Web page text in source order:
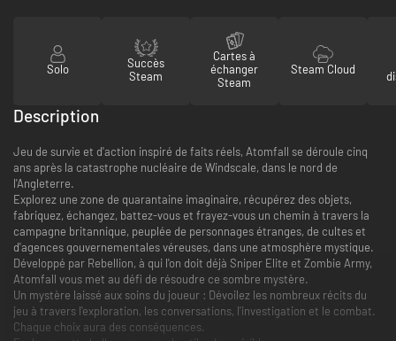
Solo
Succès
Steam
Cartes à
échanger
Steam
Steam Cloud
Description
Jeu de survie et d'action inspiré de faits réels, Atomfall se déroule cinq
ans après la catastrophe nucléaire de Windscale, dans le nord de
l'Angleterre.
Explorez une zone de quarantaine imaginaire, récupérez des objets,
fabriquez, échangez, battez-vous et frayez-vous un chemin à travers la
campagne britannique, peuplée de personnages étranges, de cultes et
d'agences gouvernementales véreuses, dans une atmosphère mystique.
Développé par Rebellion, à qui l'on doit déjà Sniper Elite et Zombie Army,
Atomfall vous met au défi de résoudre ce sombre mystère.
Un mystère laissé aux soins du joueur : Dévoilez les nombreux récits du
jeu à travers l'exploration, les conversations, l'investigation et le combat.
Chaque choix aura des conséquences.